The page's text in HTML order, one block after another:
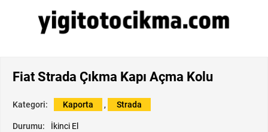
Fiat Strada Çıkma Kapı Açma Kolu
Kategori: Kaporta , Strada
Durumu: İkinci El